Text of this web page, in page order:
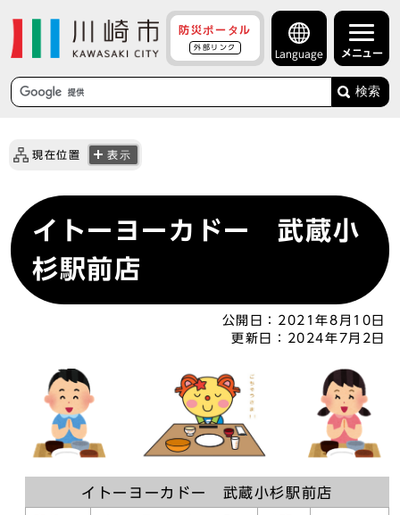
防災ポータル
外部リンク
Language メニュー
検索
現在位置 表示
イトーヨーカドー 武蔵小
杉駅前店
公開日： 2021年8月10日
更新日：
2024年7月2日
イトーヨーカドー 武蔵小杉駅前店